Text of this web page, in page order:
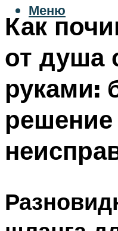
Меню
Как
от душа
руками:
решение